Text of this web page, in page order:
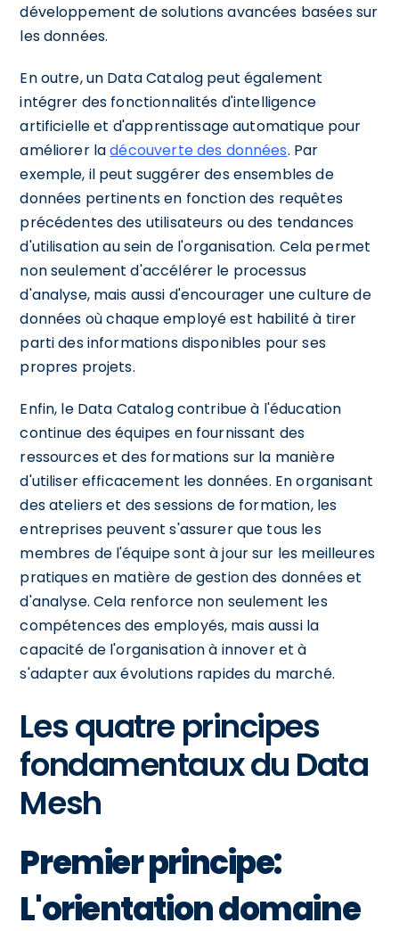
développement de solutions avancées basées sur
les données.
En outre, un Data Catalog peut également
intégrer des fonctionnalités d'intelligence
artificielle et d'apprentissage automatique pour
améliorer ladécouverte des données. Par
exemple, il peut suggérer des ensembles de
données pertinents en fonction des requêtes
précédentes des utilisateurs ou des tendances
d'utilisation au sein de l'organisation. Cela permet
non seulement d'accélérer le processus
d'analyse, mais aussi d'encourager une culture de
données où chaque employé est habilité à tirer
parti des informations disponibles pour ses
propres projets.
Enfin, le Data Catalog contribue à l'éducation
continue des équipes en fournissant des
ressources et des formations sur la manière
d'utiliser efficacement les données. En organisant
des ateliers et des sessions de formation, les
entreprises peuvent s'assurer que tous les
membres de l'équipe sont à jour sur les meilleures
pratiques en matière de gestion des données et
d'analyse. Cela renforce non seulement les
compétences des employés, mais aussi la
capacité de l'organisation à innover et à
s'adapter aux évolutions rapides du marché.
Les quatre principes
fondamentaux du Data
Mesh
Premier principe:
L'orientation domaine